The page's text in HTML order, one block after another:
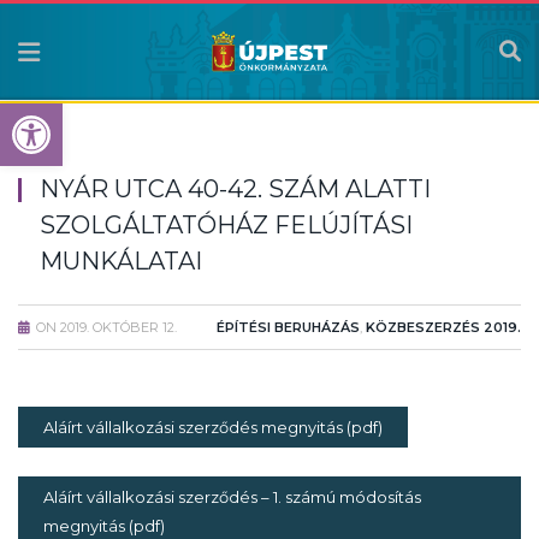
Eszköztár megnyitása
NYÁR UTCA 40-42. SZÁM ALATTI
SZOLGÁLTATÓHÁZ FELÚJÍTÁSI
MUNKÁLATAI
ON 2019. OKTÓBER 12. ÉPÍTÉSI BERUHÁZÁS, KÖZBESZERZÉS 2019.
Aláírt vállalkozási szerződés megnyitás (pdf)
Aláírt vállalkozási szerződés – 1. számú módosítás
megnyitás (pdf)